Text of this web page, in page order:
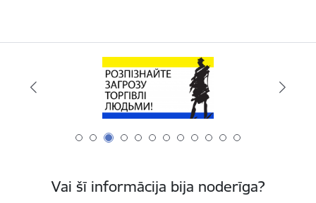
Vai šī informācija bija noderīga?